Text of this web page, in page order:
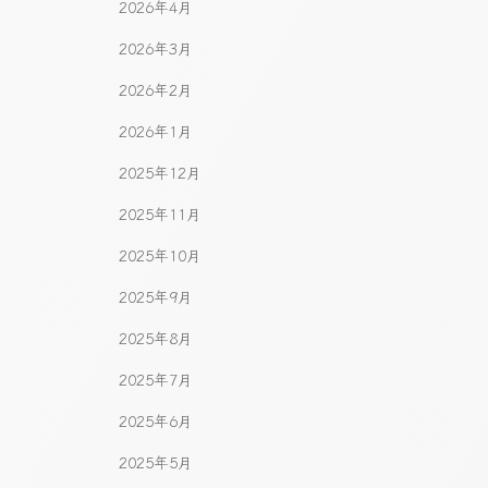
2026年4月
2026年3月
2026年2月
2026年1月
2025年12月
2025年11月
2025年10月
2025年9月
2025年8月
2025年7月
2025年6月
2025年5月